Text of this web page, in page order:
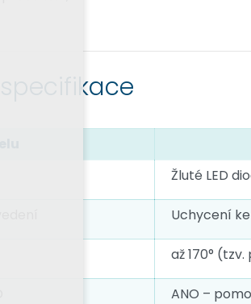
specifikace
Žluté LED
Uchycení
až 170°
ANO –